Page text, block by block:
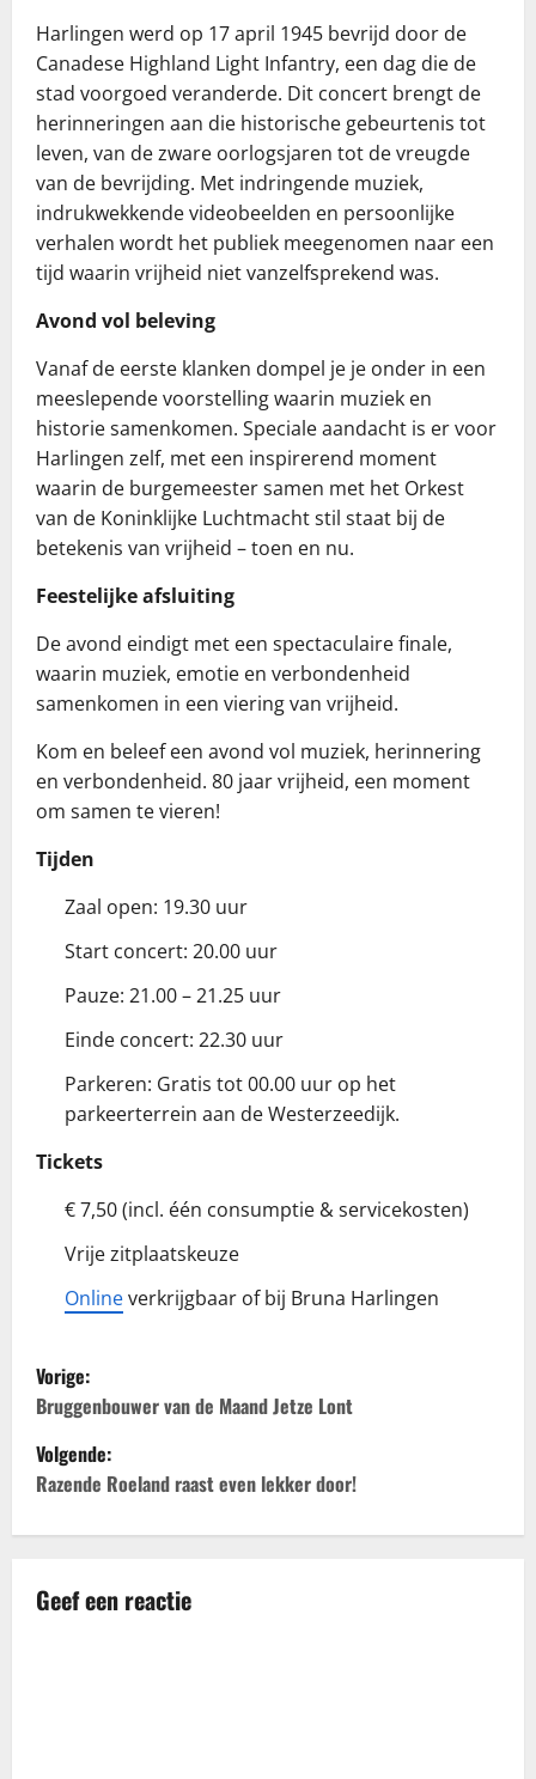
Harlingen werd op 17 april 1945 bevrijd door de
Canadese Highland Light Infantry, een dag die de
stad voorgoed veranderde. Dit concert brengt de
herinneringen aan die historische gebeurtenis tot
leven, van de zware oorlogsjaren tot de vreugde
van de bevrijding. Met indringende muziek,
indrukwekkende videobeelden en persoonlijke
verhalen wordt het publiek meegenomen naar een
tijd waarin vrijheid niet vanzelfsprekend was.
Avond vol beleving
Vanaf de eerste klanken dompel je je onder in een
meeslepende voorstelling waarin muziek en
historie samenkomen. Speciale aandacht is er voor
Harlingen zelf, met een inspirerend moment
waarin de burgemeester samen met het Orkest
van de Koninklijke Luchtmacht stil staat bij de
betekenis van vrijheid – toen en nu.
Feestelijke afsluiting
De avond eindigt met een spectaculaire finale,
waarin muziek, emotie en verbondenheid
samenkomen in een viering van vrijheid.
Kom en beleef een avond vol muziek, herinnering
en verbondenheid. 80 jaar vrijheid, een moment
om samen te vieren!
Tijden
Zaal open: 19.30 uur
Start concert: 20.00 uur
Pauze: 21.00 – 21.25 uur
Einde concert: 22.30 uur
Parkeren: Gratis tot 00.00 uur op het
parkeerterrein aan de Westerzeedijk.
Tickets
€ 7,50 (incl. één consumptie & servicekosten)
Vrije zitplaatskeuze
Onlineverkrijgbaar of bij Bruna Harlingen
B
e
r
h
Vorige:
Bruggenbouwer van de Maand Jetze Lont
Volgende:
Razende Roeland raast even lekker door!
Geef een reactie